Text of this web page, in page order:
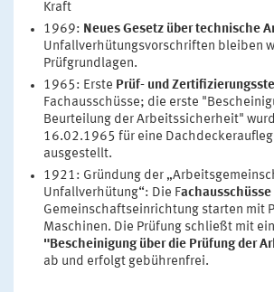
Kraft
1969: Neues Gesetz über technische
Unfallverhütungsvorschriften bleiben
Prüfgrundlagen.
1965: Erste Prüf- und
Fachausschüsse; die erste
Beurteilung der Arbeitssicherheit"
16.02.1965 für eine
ausgestellt.
1921: Gründung der
Unfallverhütung“: Die Fachausschüsse
Gemeinschaftseinrichtung starten mit
Maschinen. Die Prüfung schließt mit
"Bescheinigung über die Prüfung der
ab und erfolgt gebührenfrei.